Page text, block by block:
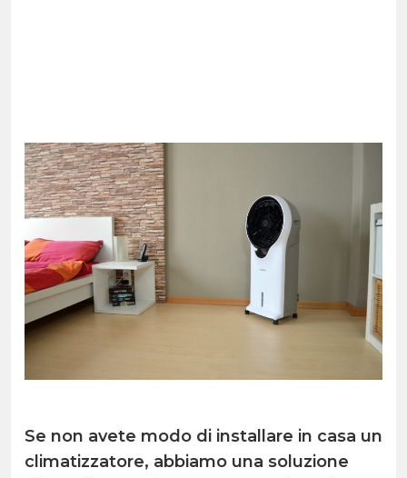
Se non avete modo di installare in casa un
climatizzatore, abbiamo una soluzione